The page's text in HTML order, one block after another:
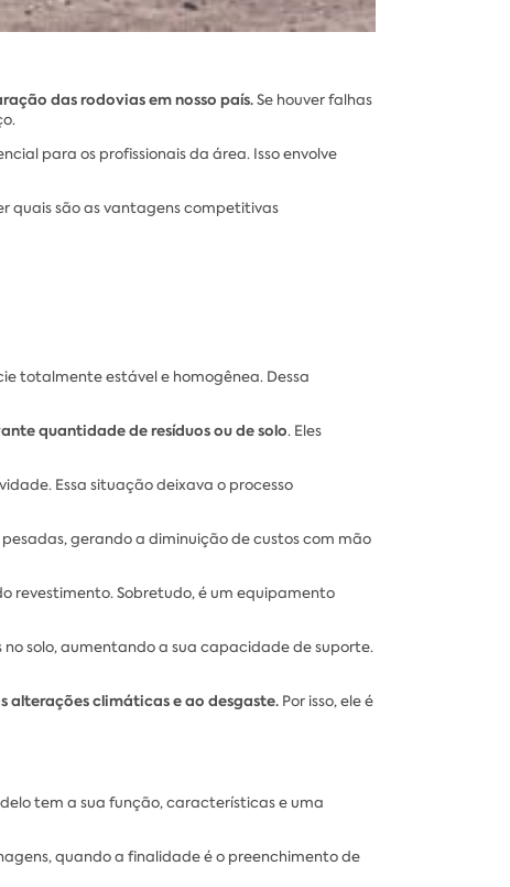
das rodovias em nosso país.Se houver falhas
para os profissionais da área. Isso envolve
quais são as vantagens competitivas
totalmente estável e homogênea. Dessa
quantidade de resíduos ou de solo. Eles
Essa situação deixava o processo
gerando a diminuição de custos com mão
Sobretudo, é um equipamento
solo, aumentando a sua capacidade de suporte.
alterações climáticas e ao desgaste. Por isso, ele é
tem a sua função, características e uma
quando a finalidade é o preenchimento de